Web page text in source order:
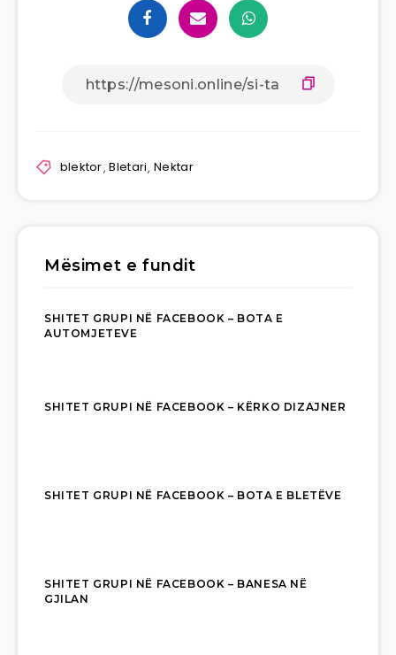
blektor,Bletari,Nektar
Mësimet e fundit
SHITET GRUPI NË FACEBOOK – BOTA E
AUTOMJETEVE
SHITET GRUPI NË FACEBOOK – KËRKO DIZAJNER
SHITET GRUPI NË FACEBOOK – BOTA E BLETËVE
SHITET GRUPI NË FACEBOOK – BANESA NË
GJILAN